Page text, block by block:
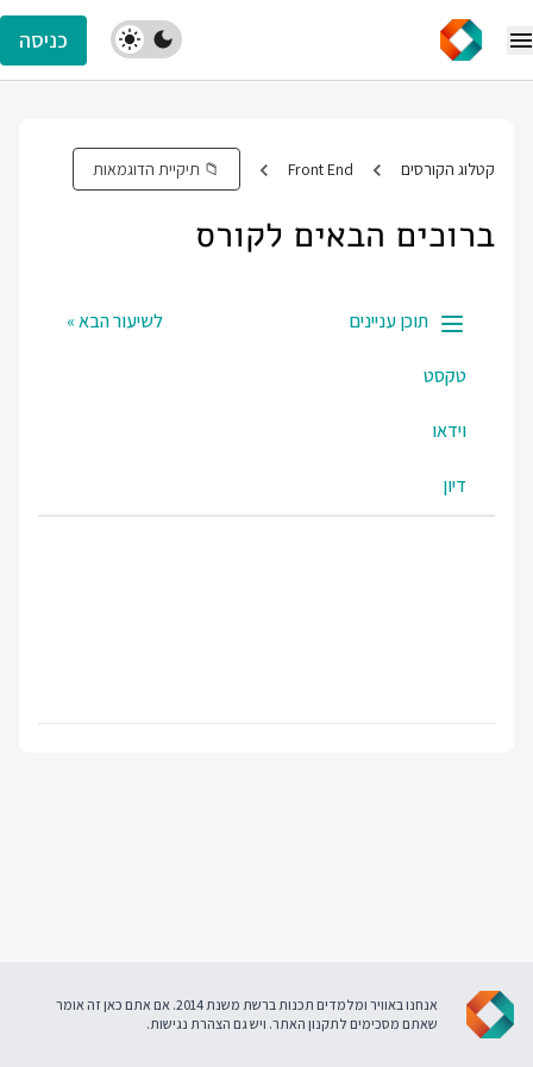
כניסה
קטלוג הקורסים Front End 📁 תיקיית הדוגמאות
ברוכים הבאים לקורס
תוכן עניינים
טקסט
וידאו
דיון
לשיעור הבא »
אנחנו באוויר ומלמדים תכנות ברשת משנת 2014. אם אתם כאן זה אומר
שאתם מסכימים לתקנון האתר. ויש גם הצהרת נגישות.